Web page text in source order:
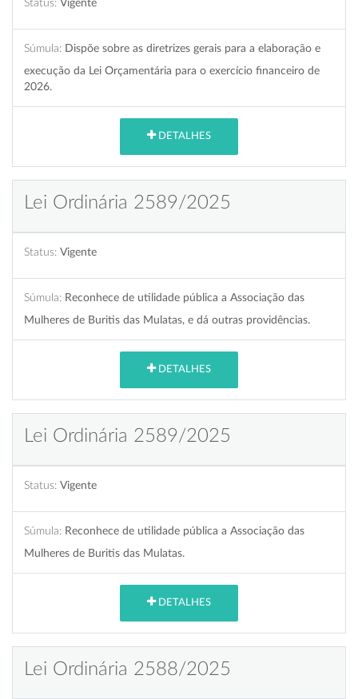
Status: Vigente
Súmula: Dispõe sobre as diretrizes gerais para a elaboração e
execução da Lei Orçamentária para o exercício financeiro de
2026.
DETALHES
Lei Ordinária 2589/2025
Status: Vigente
Súmula: Reconhece de utilidade pública a Associação das
Mulheres de Buritis das Mulatas, e dá outras providências.
DETALHES
Lei Ordinária 2589/2025
Status: Vigente
Súmula: Reconhece de utilidade pública a Associação das
Mulheres de Buritis das Mulatas.
DETALHES
Lei Ordinária 2588/2025